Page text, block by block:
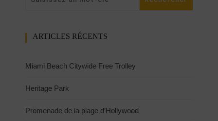
ARTICLES RÉCENTS
Miami Beach Citywide Free Trolley
Heritage Park
Promenade de la plage d’Hollywood